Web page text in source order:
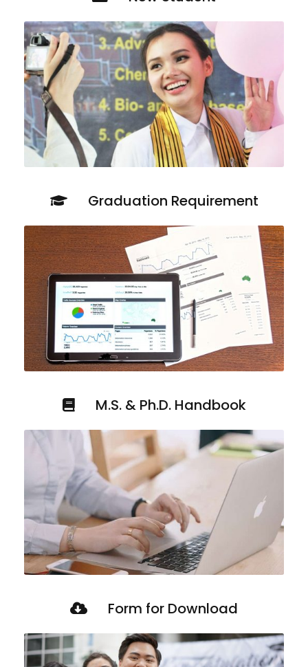
Graduation Requirement
M.S. & Ph.D. Handbook
Form for Download